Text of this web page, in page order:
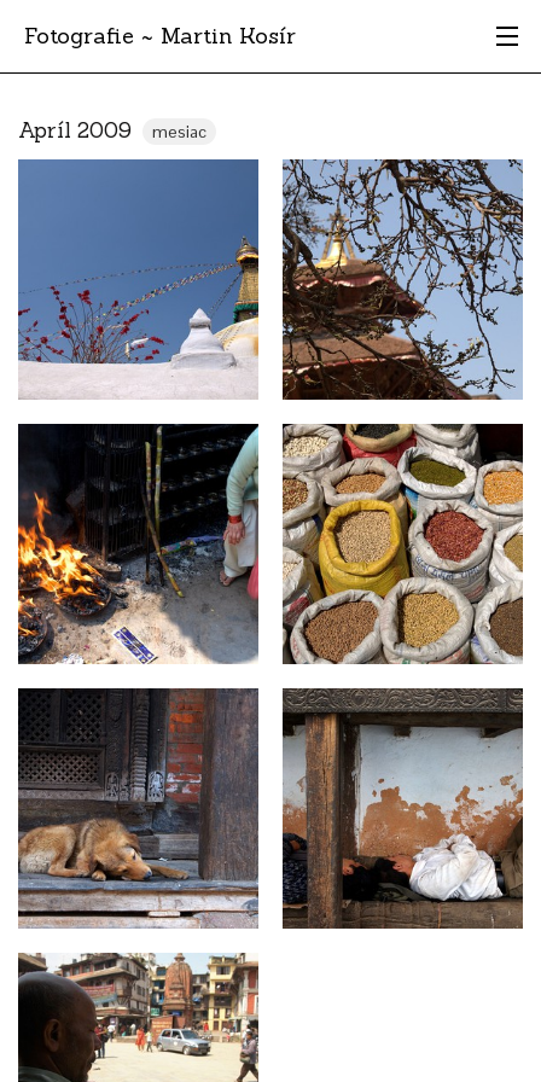
Fotografie ~ Martin Kosír
Albumy
Archív
Vyhľadávanie
Apríl 2009 mesiac